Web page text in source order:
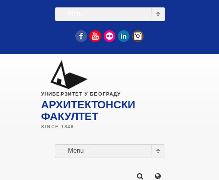
FacebookYouTube
Flickr LinkedIn
УНИВЕРЗИТЕТ У БЕОГРАДУ
АРХИТЕКТОНСКИ
ФАКУЛТЕТ
— Menu —